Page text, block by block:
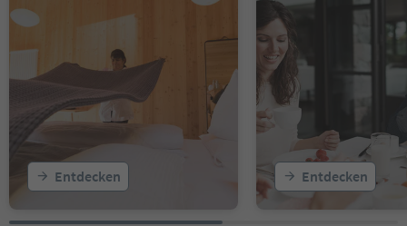
Entdecken Entdecken